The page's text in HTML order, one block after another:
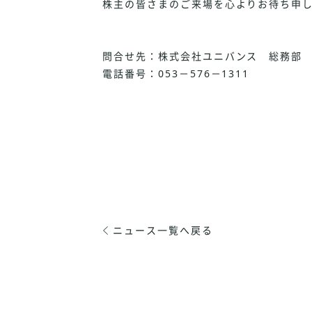
株主の皆さまのご来場を心よりお待ち申
問合せ先：株式会社ユニバンス 総務部
電話番号：053－576－1311
ニュース一覧へ戻る